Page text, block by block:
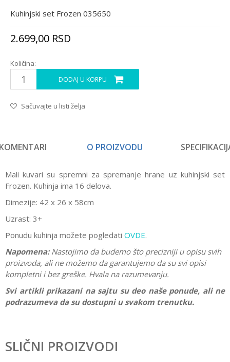
Kuhinjski set Frozen 035650
2.699,00 RSD
Količina:
DODAJ U KORPU
Sačuvajte u listi želja
O PROIZVODU
Mali kuvari su spremni za spremanje hrane uz kuhinjski set
Frozen. Kuhinja ima 16 delova.
Dimezije: 42 x 26 x 58cm
Uzrast: 3+
Ponudu kuhinja možete pogledati OVDE.
Napomena: Nastojimo da budemo što precizniji u opisu svih
proizvoda, ali ne možemo da garantujemo da su svi opisi
kompletni i bez greške. Hvala na razumevanju.
Svi artikli prikazani na sajtu su deo naše ponude, ali ne
podrazumeva da su dostupni u svakom trenutku.
Ime/Nadimak
SLIČNI PROIZVODI